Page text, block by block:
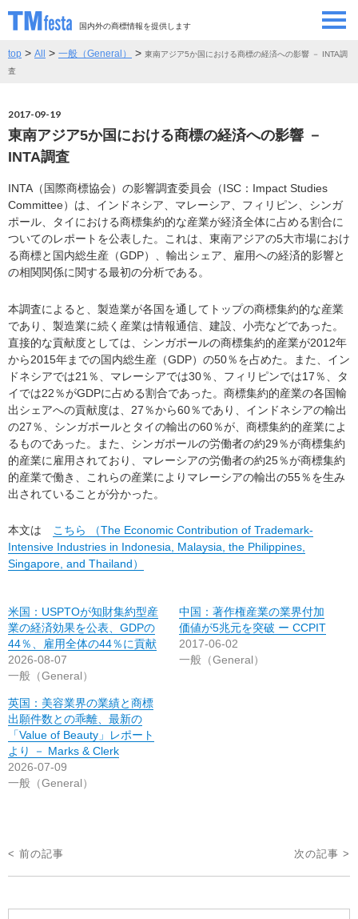
国内外の商標情報を提供します
SEMINAR/EVENT
CONTRIBUTORS 情報提供者
CONTACT お問い合わせ
top > All > 一般（General） > 東南アジア5か国における商標の経済への影響 － INTA調
査
2017-09-19
東南アジア5か国における商標の経済への影響 －
INTA調査
INTA（国際商標協会）の影響調査委員会（ISC：Impact Studies
Committee）は、インドネシア、マレーシア、フィリピン、シンガ
ポール、タイにおける商標集約的な産業が経済全体に占める割合に
ついてのレポートを公表した。これは、東南アジアの5大市場におけ
る商標と国内総生産（GDP）、輸出シェア、雇用への経済的影響と
の相関関係に関する最初の分析である。
本調査によると、製造業が各国を通してトップの商標集約的な産業
であり、製造業に続く産業は情報通信、建設、小売などであった。
直接的な貢献度としては、シンガポールの商標集約的産業が2012年
から2015年までの国内総生産（GDP）の50％を占めた。また、イン
ドネシアでは21％、マレーシアでは30％、フィリピンでは17％、タ
イでは22％がGDPに占める割合であった。商標集約的産業の各国輸
出シェアへの貢献度は、27％から60％であり、インドネシアの輸出
の27％、シンガポールとタイの輸出の60％が、商標集約的産業によ
るものであった。また、シンガポールの労働者の約29％が商標集約
的産業に雇用されており、マレーシアの労働者の約25％が商標集約
的産業で働き、これらの産業によりマレーシアの輸出の55％を生み
出されていることが分かった。
本文は
こちら （The Economic Contribution of Trademark-
Intensive Industries in Indonesia, Malaysia, the Philippines,
Singapore, and Thailand）
米国：USPTOが知財集約型産
業の経済効果を公表、GDPの
44％、雇用全体の44％に貢献
2026-08-07
一般（General）
中国：著作権産業の業界付加
価値が5兆元を突破 ー CCPIT
2017-06-02
一般（General）
英国：美容業界の業績と商標
出願件数との乖離、最新の
「Value of Beauty」レポート
より － Marks & Clerk
2026-07-09
一般（General）
投
稿
< 前の記事 次の記事 >